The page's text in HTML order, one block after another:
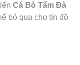
Cá Bò Tẩm Đà
bỏ qua cho tín đồ